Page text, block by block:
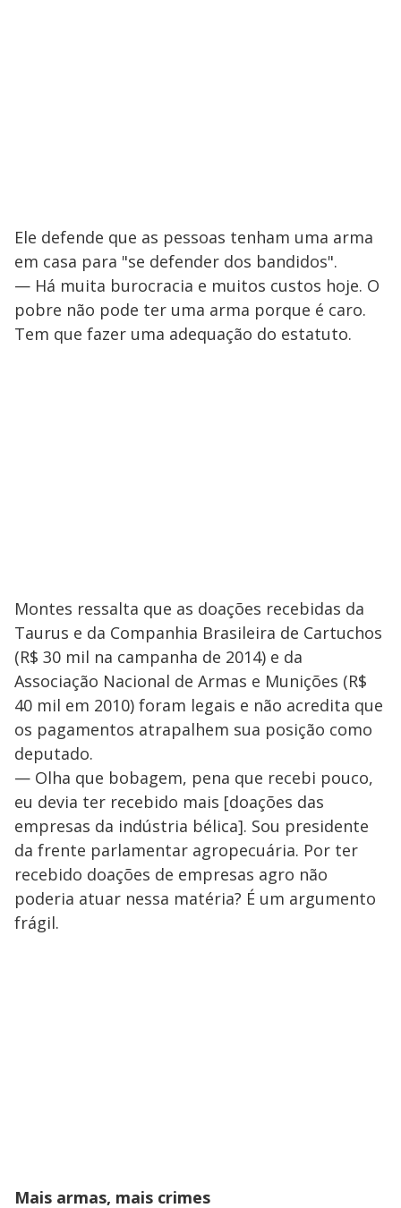
Ele defende que as pessoas tenham uma arma
em casa para "se defender dos bandidos".
— Há muita burocracia e muitos custos hoje. O
pobre não pode ter uma arma porque é caro.
Tem que fazer uma adequação do estatuto.
Montes ressalta que as doações recebidas da
Taurus e da Companhia Brasileira de Cartuchos
(R$ 30 mil na campanha de 2014) e da
Associação Nacional de Armas e Munições (R$
40 mil em 2010) foram legais e não acredita que
os pagamentos atrapalhem sua posição como
deputado.
— Olha que bobagem, pena que recebi pouco,
eu devia ter recebido mais [doações das
empresas da indústria bélica]. Sou presidente
da frente parlamentar agropecuária. Por ter
recebido doações de empresas agro não
poderia atuar nessa matéria? É um argumento
frágil.
Mais armas, mais crimes